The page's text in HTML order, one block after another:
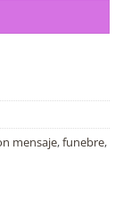
mensaje,funebre,